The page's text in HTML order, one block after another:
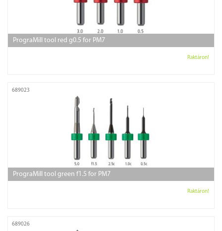
PrograMill tool red g0.5 for PM7
Raktáron!
689023
PrograMill tool green f1.5 for PM7
Raktáron!
689026